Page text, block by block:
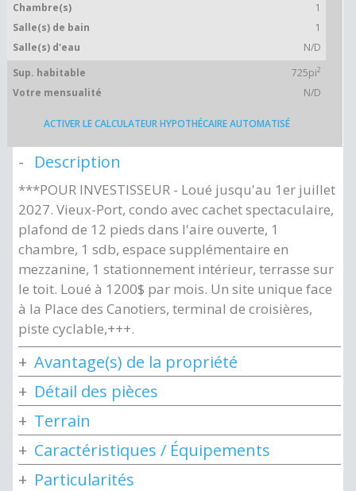
Chambre(s)
1
Salle(s) de bain
1
Salle(s) d'eau
N/D
Sup. habitable
725pi2
Votre mensualité N/D
ACTIVER LE CALCULATEUR HYPOTHÉCAIRE AUTOMATISÉ
Description
***POUR INVESTISSEUR - Loué jusqu'au 1er juillet
2027. Vieux-Port, condo avec cachet spectaculaire,
plafond de 12 pieds dans l'aire ouverte, 1
chambre, 1 sdb, espace supplémentaire en
mezzanine, 1 stationnement intérieur, terrasse sur
le toit. Loué à 1200$ par mois. Un site unique face
à la Place des Canotiers, terminal de croisières,
piste cyclable,+++.
Avantage(s) de la propriété
Détail des pièces
Terrain
Caractéristiques / Équipements
Particularités